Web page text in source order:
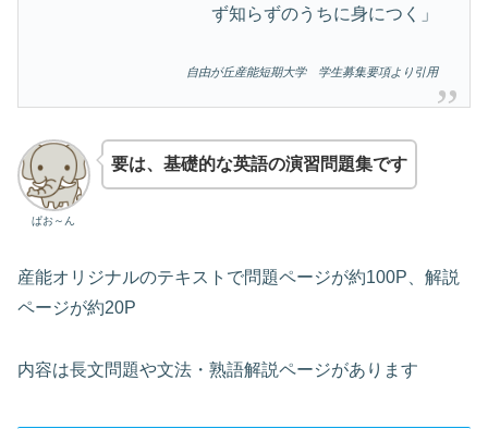
ず知らずのうちに身につく」
自由が丘産能短期大学 学生募集要項より引用
ぱお～ん
要は、基礎的な英語の演習問題集です
産能オリジナルのテキストで問題ページが約100P、解説
ページが約20P
内容は長文問題や文法・熟語解説ページがあります